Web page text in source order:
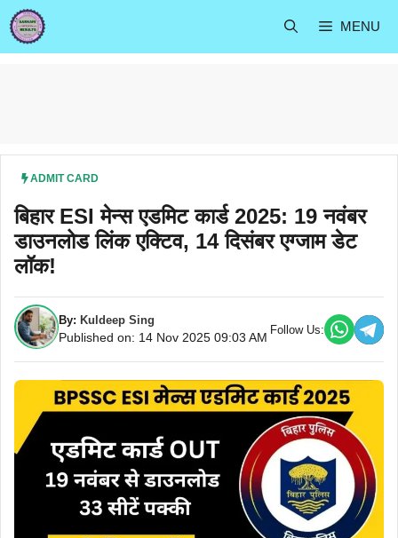
Skip
to
content
MENU
ADMIT CARD
बिहार ESI मेन्स एडमिट कार्ड 2025: 19 नवंबर
डाउनलोड लिंक एक्टिव, 14 दिसंबर एग्जाम डेट
लॉक!
By: Kuldeep Sing
Published on: 14 Nov 2025 09:03 AM
Follow Us: